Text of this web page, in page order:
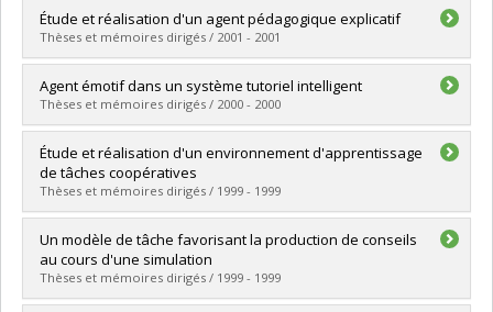
Graduate :Gardouh, El Bachir
Cycle : Master's
Grade :M. Sc.
Étude et réalisation d'un agent pédagogique explicatif
Thèses et mémoires dirigés / 2001 - 2001
Graduate :Zouaq, Amal
Cycle : Master's
Grade :M. Sc.
Lien vers le document dans Papyrus
Agent émotif dans un système tutoriel intelligent
Thèses et mémoires dirigés / 2000 - 2000
Graduate :Abou-Jaoude, Sassine C.
Cycle :Master's
Grade :M. Sc.
Lien vers le document dans Papyrus
Étude et réalisation d'un environnement d'apprentissage
de tâches coopératives
Thèses et mémoires dirigés / 1999 - 1999
Graduate :Rossignol, Jean-Yves
Cycle :Master's
Grade :M. Sc.
Lien vers le document dans Papyrus
Un modèle de tâche favorisant la production de conseils
au cours d'une simulation
Thèses et mémoires dirigés / 1999 - 1999